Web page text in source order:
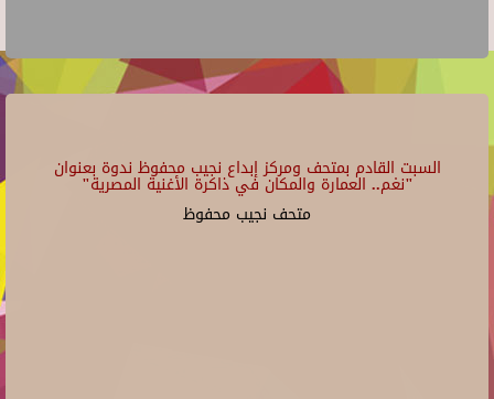
السبت القادم بمتحف ومركز إبداع نجيب محفوظ ندوة بعنوان
"نغم.. العمارة والمكان في ذاكرة الأغنية المصرية"
متحف نجيب محفوظ